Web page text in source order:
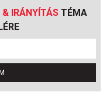
& IRÁNYÍTÁSTÉMA